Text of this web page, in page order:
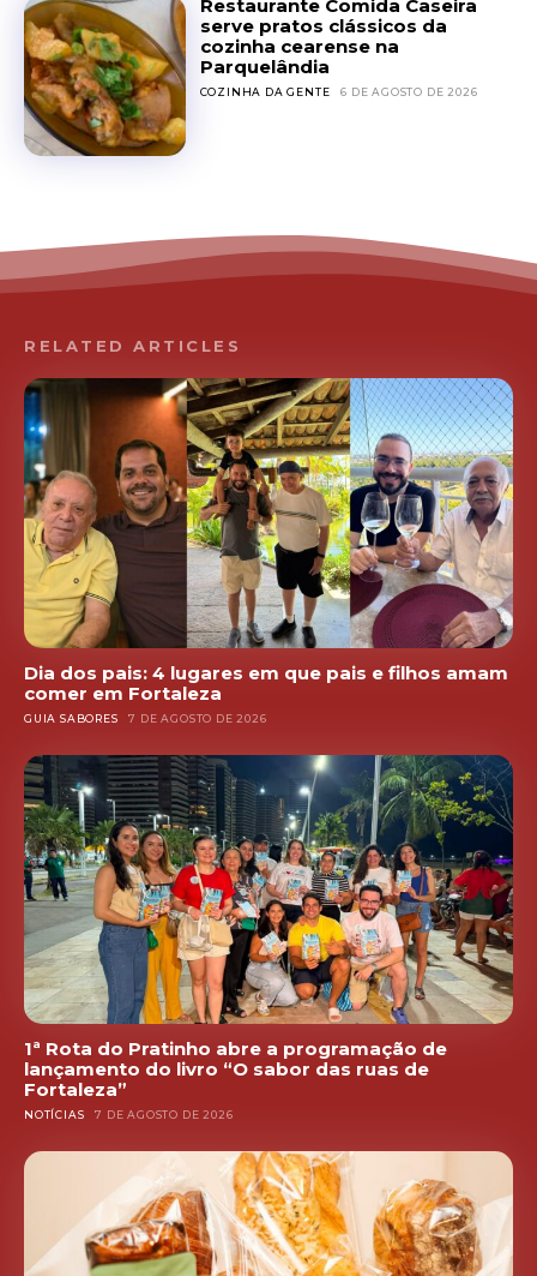
Restaurante Comida Caseira
serve pratos clássicos da
cozinha cearense na
Parquelândia
COZINHA DA GENTE 6 DE AGOSTO DE 2026
RELATED ARTICLES
Dia dos pais: 4 lugares em que pais e filhos amam
comer em Fortaleza
GUIA SABORES 7 DE AGOSTO DE 2026
1ª Rota do Pratinho abre a programação de
lançamento do livro “O sabor das ruas de
Fortaleza”
NOTÍCIAS 7 DE AGOSTO DE 2026